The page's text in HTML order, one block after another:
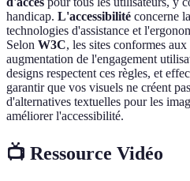
handicap. L'accessibilité concerne
technologies d'assistance et
Selon W3C, les sites conformes
augmentation de l'engagement
designs respectent ces règles, et
garantir que vos visuels ne créent
d'alternatives textuelles pour les
améliorer l'accessibilité.
📺 Ressource Vidéo